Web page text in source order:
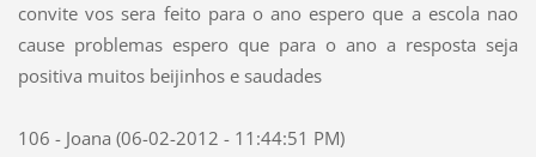
convite vos sera feito para o ano espero que a escola nao
cause problemas espero que para o ano a resposta seja
positiva muitos beijinhos e saudades
106 - Joana (06-02-2012 - 11:44:51 PM)